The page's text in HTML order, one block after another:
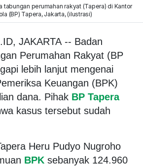
tabungan perumahan rakyat (Tapera) di Kantor
(BP) Tapera, Jakarta, (ilustrasi)
JAKARTA -- Badan
Perumahan Rakyat (BP
lebih lanjut mengenai
Keuangan (BPK)
dana. Pihak BP Tapera
kasus tersebut sudah
Heru Pudyo Nugroho
BPK sebanyak 124.960